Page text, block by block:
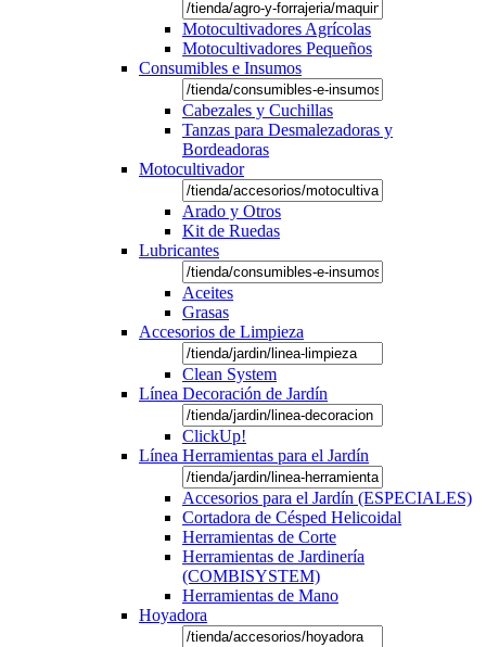
Motocultivadores Agrícolas
Motocultivadores Pequeños
Consumibles e Insumos
Cabezales y Cuchillas
Tanzas para Desmalezadoras y
Bordeadoras
Motocultivador
Arado y Otros
Kit de Ruedas
Lubricantes
Aceites
Grasas
Accesorios de Limpieza
Clean System
Línea Decoración de Jardín
ClickUp!
Línea Herramientas para el Jardín
Accesorios para el Jardín (ESPECIALES)
Cortadora de Césped Helicoidal
Herramientas de Corte
Herramientas de Jardinería
(COMBISYSTEM)
Herramientas de Mano
Hoyadora